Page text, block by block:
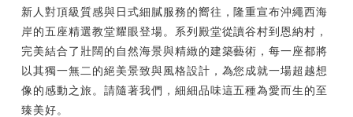
新人對頂級質感與日式細膩服務的嚮往，隆重宣布沖繩西海
岸的五座精選教堂耀眼登場。系列殿堂從讀谷村到恩納村，
完美結合了壯闊的自然海景與精緻的建築藝術，每一座都將
以其獨一無二的絕美景致與風格設計，為您成就一場超越想
像的感動之旅。請隨著我們，細細品味這五種為愛而生的至
臻美好。